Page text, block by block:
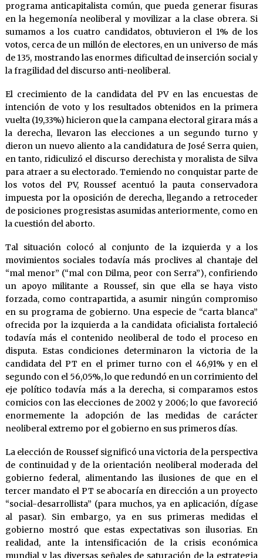
programa anticapitalista común, que pueda generar fisuras
en la hegemonía neoliberal y movilizar a la clase obrera. Si
sumamos a los cuatro candidatos, obtuvieron el 1% de los
votos, cerca de un millón de electores, en un universo de más
de 135, mostrando las enormes dificultad de inserción social y
la fragilidad del discurso anti-neoliberal.
El crecimiento de la candidata del PV en las encuestas de
intención de voto y los resultados obtenidos en la primera
vuelta (19,33%) hicieron que la campana electoral girara más a
la derecha, llevaron las elecciones a un segundo turno y
dieron un nuevo aliento a la candidatura de José Serra quien,
en tanto, ridiculizó el discurso derechista y moralista de Silva
para atraer a su electorado. Temiendo no conquistar parte de
los votos del PV, Roussef acentuó la pauta conservadora
impuesta por la oposición de derecha, llegando a retroceder
de posiciones progresistas asumidas anteriormente, como en
la cuestión del aborto.
Tal situación colocó al conjunto de la izquierda y a los
movimientos sociales todavía más proclives al chantaje del
“mal menor” (“mal con Dilma, peor con Serra”), confiriendo
un apoyo militante a Roussef, sin que ella se haya visto
forzada, como contrapartida, a asumir ningún compromiso
en su programa de gobierno. Una especie de “carta blanca”
ofrecida por la izquierda a la candidata oficialista fortaleció
todavía más el contenido neoliberal de todo el proceso en
disputa. Estas condiciones determinaron la victoria de la
candidata del PT en el primer turno con el 46,91% y en el
segundo con el 56,05%, lo que redundó en un corrimiento del
eje político todavía más a la derecha, si comparamos estos
comicios con las elecciones de 2002 y 2006; lo que favoreció
enormemente la adopción de las medidas de carácter
neoliberal extremo por el gobierno en sus primeros días.
La elección de Roussef significó una victoria de la perspectiva
de continuidad y de la orientación neoliberal moderada del
gobierno federal, alimentando las ilusiones de que en el
tercer mandato el PT se abocaría en dirección a un proyecto
“social-desarrollista” (para muchos, ya en aplicación, dígase
al pasar). Sin embargo, ya en sus primeras medidas el
gobierno mostró que estas expectativas son ilusorias. En
realidad, ante la intensificación de la crisis económica